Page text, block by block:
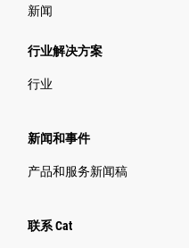
新闻
行业解决方案
行业
新闻和事件
产品和服务新闻稿
联系 Cat